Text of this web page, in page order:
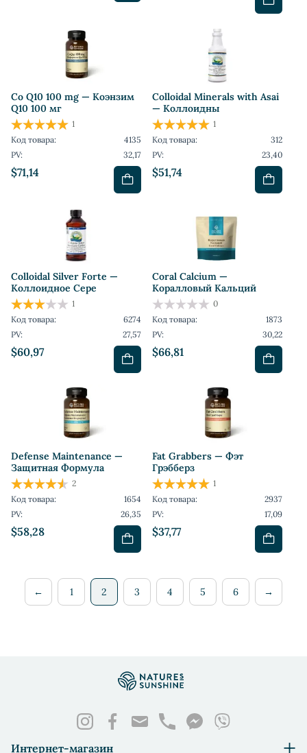
Co Q10 100 mg — Коэнзим
Q10 100 мг
$71,14
1
Код товара:
4135
PV:
32,17
Colloidal Minerals with Asai
— Коллоидны
$51,74
1
Код товара:
312
PV:
23,40
Colloidal Silver Forte —
Коллоидное Сере
$60,97
1
Код товара:
6274
PV:
27,57
Coral Calcium —
Коралловый Кальций
$66,81
0
Код товара:
1873
PV:
30,22
Defense Maintenance —
Защитная Формула
$58,28
2
Код товара:
1654
PV:
26,35
Fat Grabbers — Фэт
Грэбберз
$37,77
1
Код товара:
2937
PV:
17,09
← 1 2 3 4 5 6 →
Интернет-магазин